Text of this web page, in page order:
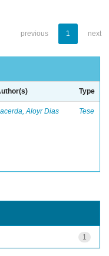
previous 1 next
Type
Aloyr Dias Tese
1